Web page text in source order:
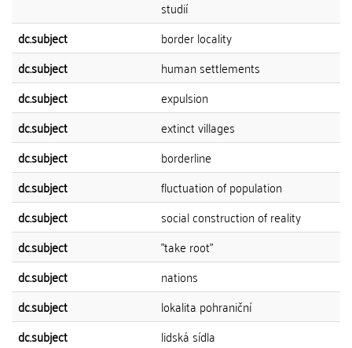
studií
dc.subject
border locality
dc.subject
human settlements
dc.subject
expulsion
dc.subject
extinct villages
dc.subject
borderline
dc.subject
fluctuation of population
dc.subject
social construction of reality
dc.subject
"take root"
dc.subject
nations
dc.subject
lokalita pohraniční
dc.subject
lidská sídla